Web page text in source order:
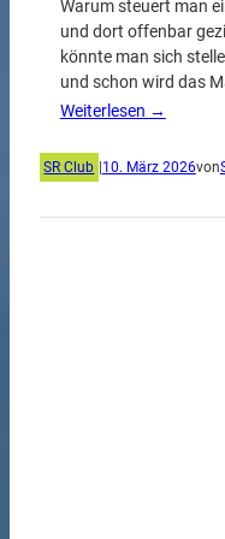
Warum steuert man
und dort offenbar
könnte man sich
und schon wird das
Weiterlesen →
SR Club 10. März 2026von